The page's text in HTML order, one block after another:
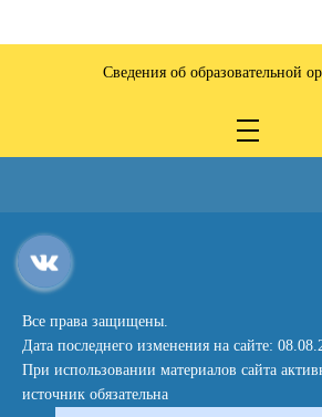
Сведения об образовательной
Все права защищены.
Дата последнего изменения на сайте:
При использовании материалов сайта
источник обязательна